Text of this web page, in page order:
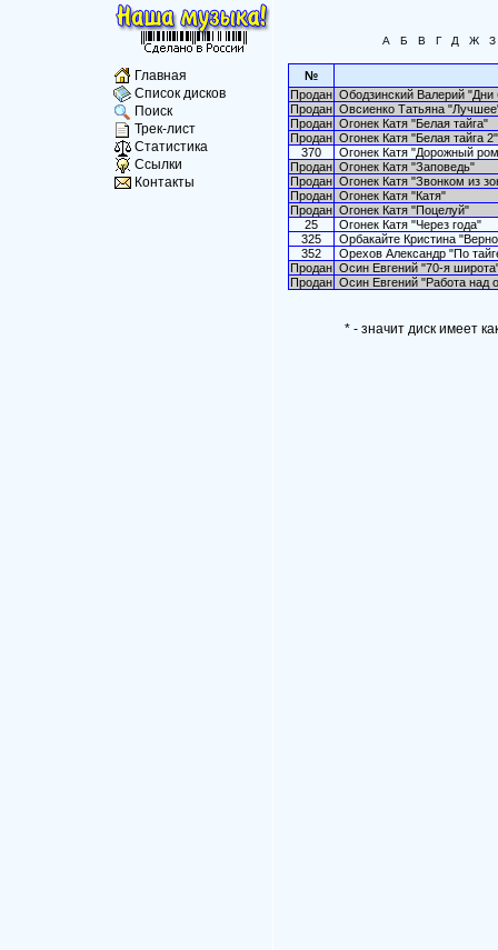
Главная
Список дисков
Поиск
Трек-лист
Статистика
Ссылки
Контакты
А Б В Г Д Ж З
№
Продан Ободзинский Валерий "Дни
Продан Овсиенко Татьяна
Продан Огонек Катя "Белая тайга"
Продан Огонек Катя "Белая тайга 2"
370
Огонек Катя "Дорожный
Продан Огонек Катя "Заповедь"
Продан Огонек Катя "Звонком из
Продан Огонек Катя "Катя"
Продан Огонек Катя "Поцелуй"
25
Огонек Катя "Через года"
325
Орбакайте Кристина
352
Орехов Александр "По
Продан Осин Евгений "70-я
Продан Осин Евгений "Работа над
* - значит диск имеет